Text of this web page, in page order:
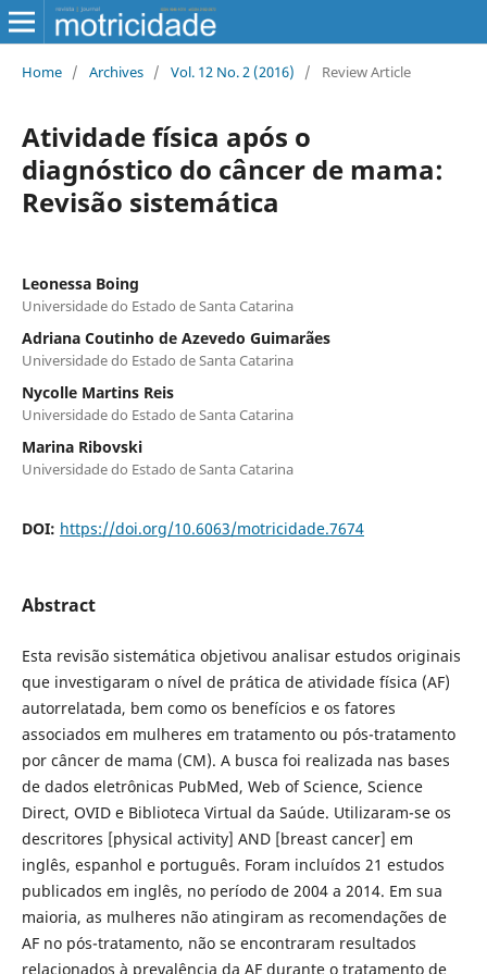
Home / Archives / Vol. 12 No. 2 (2016) / Review Article
Atividade física após o
diagnóstico do câncer de mama:
Revisão sistemática
Leonessa Boing
Universidade do Estado de Santa Catarina
Adriana Coutinho de Azevedo Guimarães
Universidade do Estado de Santa Catarina
Nycolle Martins Reis
Universidade do Estado de Santa Catarina
Marina Ribovski
Universidade do Estado de Santa Catarina
DOI: https://doi.org/10.6063/motricidade.7674
Abstract
Esta revisão sistemática objetivou analisar estudos originais
que investigaram o nível de prática de atividade física (AF)
autorrelatada, bem como os benefícios e os fatores
associados em mulheres em tratamento ou pós-tratamento
por câncer de mama (CM). A busca foi realizada nas bases
de dados eletrônicas PubMed, Web of Science, Science
Direct, OVID e Biblioteca Virtual da Saúde. Utilizaram-se os
descritores [physical activity] AND [breast cancer] em
inglês, espanhol e português. Foram incluídos 21 estudos
publicados em inglês, no período de 2004 a 2014. Em sua
maioria, as mulheres não atingiram as recomendações de
AF no pós-tratamento, não se encontraram resultados
relacionados à prevalência da AF durante o tratamento de